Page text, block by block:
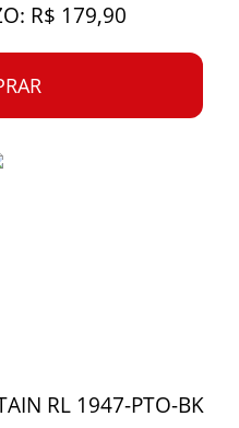
R$ 179,90
RL 1947-PTO-BK